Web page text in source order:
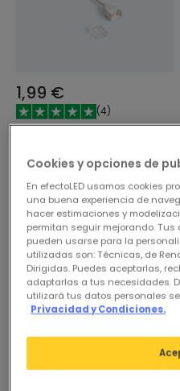
1,99 €
(4)
SILICONE FLEX SMD & COB
Ancho 10mm
En Stock, entrega en
48/72h
Cookies y opciones de
En efectoLED usamos cookies
una buena experiencia de
hacer estimaciones y
permitan seguir mejorando.
pueden usarse para la
utilizadas son: Técnicas, de
Dirigidas. Puedes aceptarlas,
adaptarlas a tus necesidades.
utilizará tus datos personales
Privacidad y Condiciones.